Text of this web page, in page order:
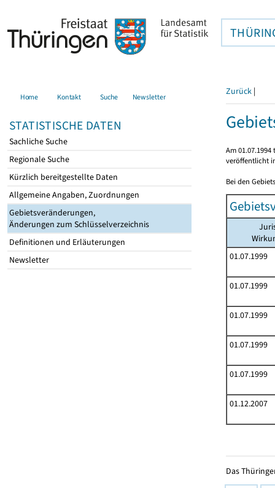
Home Kontakt Suche Newsletter
STATISTISCHE DATEN
Sachliche Suche
Regionale Suche
Kürzlich bereitgestellte Daten
Allgemeine Angaben, Zuordnungen
Gebietsveränderungen,
Änderungen zum Schlüsselverzeichnis
Definitionen und Erläuterungen
Newsletter
Zurück |
Am
veröffentlicht
Bei den
01.07.1999
01.07.1999
01.07.1999
01.07.1999
01.07.1999
01.12.2007
Das